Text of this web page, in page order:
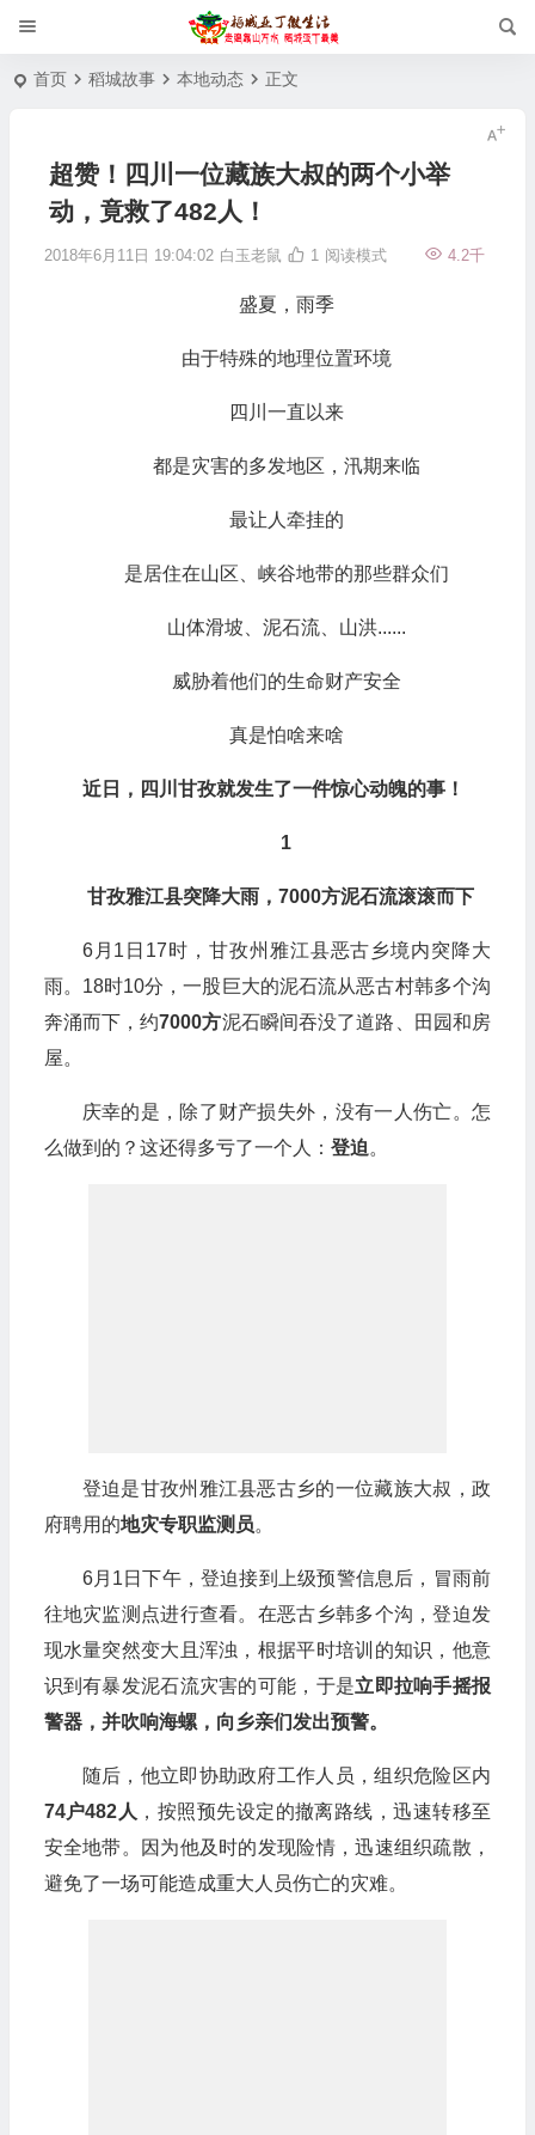
首页 稻城故事 本地动态 正文
超赞！四川一位藏族大叔的两个小举
动，竟救了482人！
2018年6月11日 19:04:02 白玉老鼠 4.2千
1 阅读模式
盛夏，雨季
由于特殊的地理位置环境
四川一直以来
都是灾害的多发地区，汛期来临
最让人牵挂的
是居住在山区、峡谷地带的那些群众们
山体滑坡、泥石流、山洪......
威胁着他们的生命财产安全
真是怕啥来啥
近日， 四川甘孜就发生了一件惊心动魄的事！
1
甘孜雅江县突降大雨，7000方泥石流滚滚而下
6月1日17时，甘孜州雅江县恶古乡境内突降大
雨。18时10分，一股巨大的泥石流从恶古村韩多个沟
奔涌而下，约7000方泥石瞬间吞没了道路、田园和房
屋。
庆幸的是，除了财产损失外，没有一人伤亡。怎
么做到的？这还得多亏了一个人： 登迫 。
登迫是甘孜州雅江县恶古乡的一位藏族大叔，政
府聘用的地灾专职监测员。
6月1日下午，登迫接到上级预警信息后，冒雨前
往地灾监测点进行查看。在恶古乡韩多个沟，登迫发
现水量突然变大且浑浊，根据平时培训的知识，他意
识到有暴发泥石流灾害的可能，于是立即拉响手摇报
警器，并吹响海螺，向乡亲们发出预警。
随后，他立即协助政府工作人员，组织危险区内
74户482人 ，按照预先设定的撤离路线，迅速转移至
安全地带。因为他及时的发现险情，迅速组织疏散，
避免了一场可能造成重大人员伤亡的灾难。